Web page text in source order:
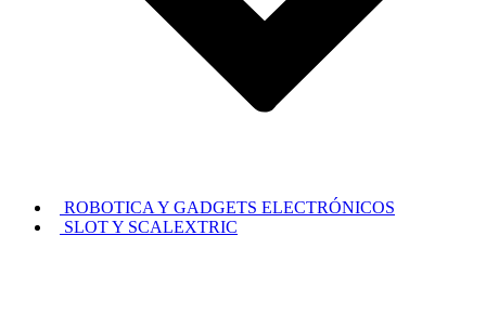
ROBOTICA Y GADGETS ELECTRÓNICOS
SLOT Y SCALEXTRIC